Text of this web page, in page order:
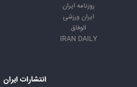
روزنامه ایران
ایران ورزشی
الوفاق
IRAN DAILY
انتشارات ایران